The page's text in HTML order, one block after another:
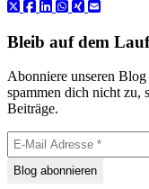
Bleib auf dem
Abonniere unseren
spammen dich nicht zu,
Beiträge.